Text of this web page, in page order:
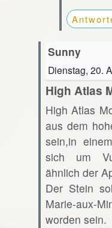
Sunny
Dienstag, 20.
High Atlas
High Atlas
aus dem
sein,in
sich um
ähnlich der
Der Stein
Marie-aux-
worden sein.